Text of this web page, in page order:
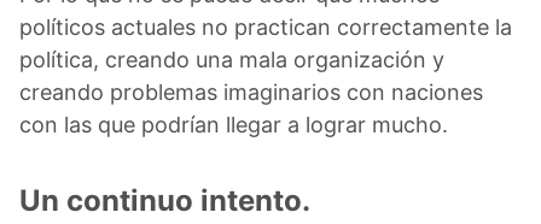
políticos actuales no practican correctamente la
política, creando una mala organización y
creando problemas imaginarios con naciones
con las que podrían llegar a lograr mucho.
Un continuo intento.